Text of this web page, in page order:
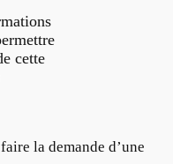
cette
la demande d’une